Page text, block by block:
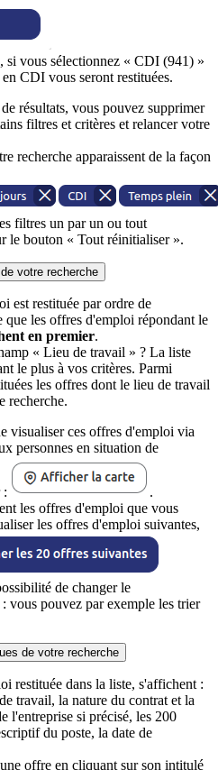
si vous sélectionnez « CDI (941) »
CDI vous seront restituées.
résultats, vous pouvez supprimer
filtres et critères et relancer votre
recherche apparaissent de la façon
filtres un par un ou tout
le bouton « Tout réinitialiser ».
votre recherche
est restituée par ordre de
que les offres d'emploi répondant le
en premier.
« Lieu de travail » ? La liste
le plus à vos critères. Parmi
les offres dont le lieu de travail
recherche.
visualiser ces offres d'emploi via
personnes en situation de
:
.
les offres d'emploi que vous
les offres d'emploi suivantes,
de changer le
vous pouvez par exemple les trier
de votre recherche
restituée dans la liste, s'affichent :
travail, la nature du contrat et la
l'entreprise si précisé, les 200
du poste, la date de
offre en cliquant sur son intitulé